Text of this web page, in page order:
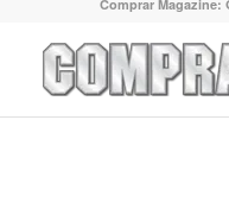
Comprar Magazine: